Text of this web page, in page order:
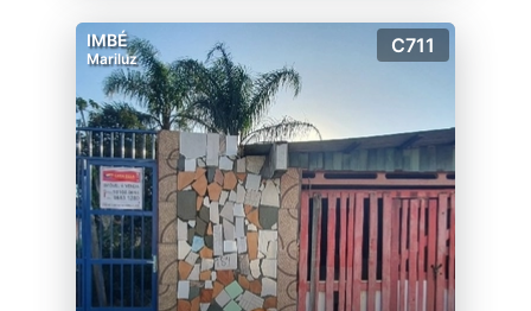
IMBÉ
Mariluz
C711